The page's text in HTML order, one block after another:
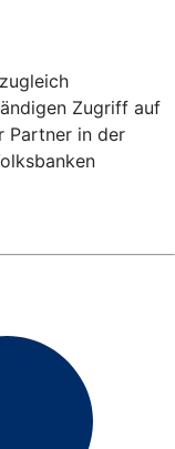
Zugriff auf
Partner in der